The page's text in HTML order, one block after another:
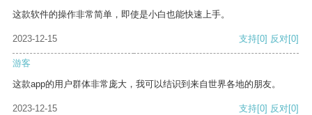
这款软件的操作非常简单，即使是小白也能快速上手。
2023-12-15 支持[0] 反对[0]
游客
这款app的用户群体非常庞大，我可以结识到来自世界各地的朋友。
2023-12-15 支持[0] 反对[0]